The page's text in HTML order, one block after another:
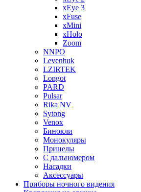
xEye 3
xFuse
xMini
xHolo
Zoom
NNPO
Levenhuk
LZIRTEK
Longot
PARD
Pulsar
Rika NV
Sytong
Venox
Бинокли
Монокуляры
Прицелы
С дальномером
Насадки
Аксессуары
Приборы ночного видения